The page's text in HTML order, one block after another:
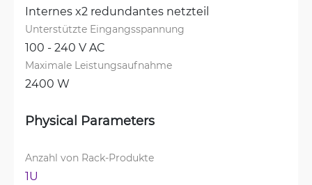
Internes x2 redundantes netzteil
Unterstützte Eingangsspannung
100 - 240 V AC
Maximale Leistungsaufnahme
2400 W
Physical Parameters
Anzahl von Rack-Produkte
1U